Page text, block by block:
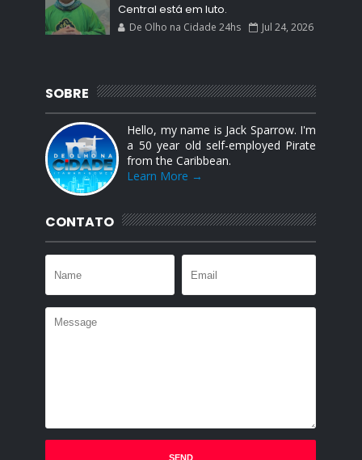
Central está em luto.
De Olho na Cidade 24hs Jul 24, 2026
SOBRE
Hello, my name is Jack Sparrow. I'm
a 50 year old self-employed Pirate
from the Caribbean.
Learn More →
CONTATO